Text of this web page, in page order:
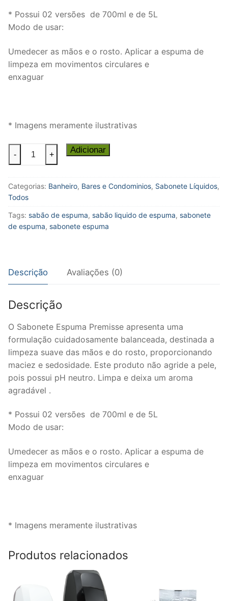
* Possui 02 versões de 700ml e de 5L
Modo de usar:
Umedecer as mãos e o rosto. Aplicar a espuma de
limpeza em movimentos circulares e
enxaguar
* Imagens meramente ilustrativas
Sabonete
Premisse
-
700
ml
- + Adicionar
Categorias: Banheiro, Bares e Condominios, Sabonete Líquidos,
Todos
Tags: sabão de espuma, sabão liquido de espuma, sabonete
de espuma, sabonete espuma
Descrição Avaliações (0)
Descrição
O Sabonete Espuma Premisse apresenta uma
formulação cuidadosamente balanceada, destinada a
limpeza suave das mãos e do rosto, proporcionando
maciez e sedosidade. Este produto não agride a pele,
pois possui pH neutro. Limpa e deixa um aroma
agradável .
* Possui 02 versões de 700ml e de 5L
Modo de usar:
Umedecer as mãos e o rosto. Aplicar a espuma de
limpeza em movimentos circulares e
enxaguar
* Imagens meramente ilustrativas
Produtos relacionados